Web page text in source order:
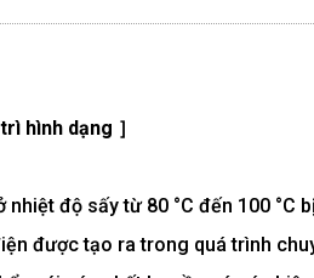
hình dạng ］
độ sấy từ 80 °C đến 100
được tạo ra trong quá trình